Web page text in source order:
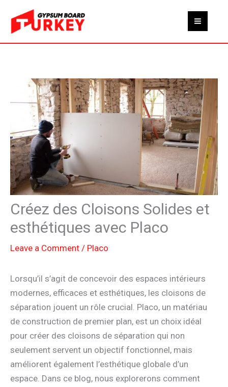
content
Créez des Cloisons Solides et
esthétiques avec Placo
Leave a Comment / Placo
Lorsqu’il s’agit de concevoir des espaces intérieurs
modernes, efficaces et esthétiques, les cloisons de
séparation jouent un rôle crucial. Placo, un matériau
de construction de premier plan, est un choix idéal
pour créer des cloisons de séparation qui non
seulement servent un objectif fonctionnel, mais
améliorent également l’esthétique globale d’un
espace. Dans ce blog, nous explorerons comment